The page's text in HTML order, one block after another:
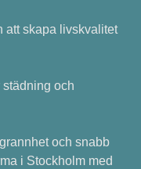
att skapa livskvalitet
städning och
och snabb
i Stockholm med